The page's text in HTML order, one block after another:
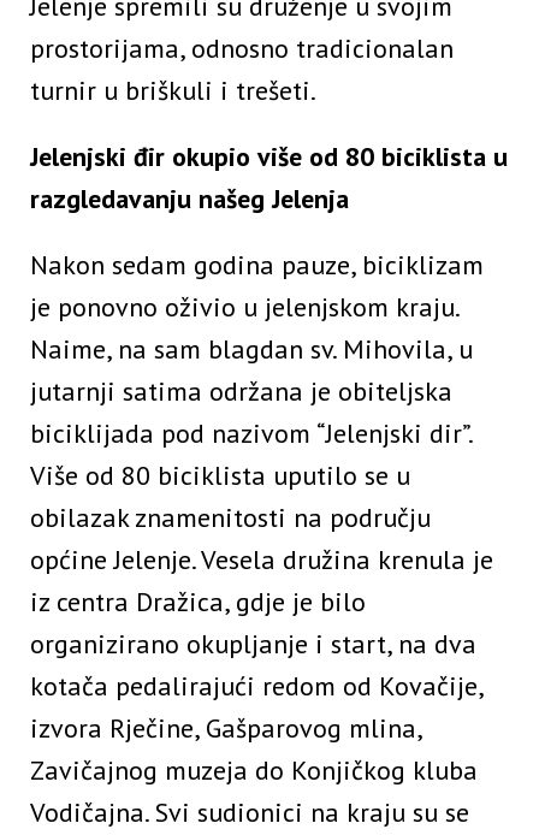
prostorijama, odnosno tradicionalan
turnir u briškuli i trešeti.
Jelenjski đir okupio više od 80 biciklista u
razgledavanju našeg Jelenja
Nakon sedam godina pauze, biciklizam
je ponovno oživio u jelenjskom kraju.
Naime, na sam blagdan sv. Mihovila, u
jutarnji satima održana je obiteljska
biciklijada pod nazivom “Jelenjski dir”.
Više od 80 biciklista uputilo se u
obilazak znamenitosti na području
općine Jelenje. Vesela družina krenula je
iz centra Dražica, gdje je bilo
organizirano okupljanje i start, na dva
kotača pedalirajući redom od Kovačije,
izvora Rječine, Gašparovog mlina,
Zavičajnog muzeja do Konjičkog kluba
Vodičajna. Svi sudionici na kraju su se